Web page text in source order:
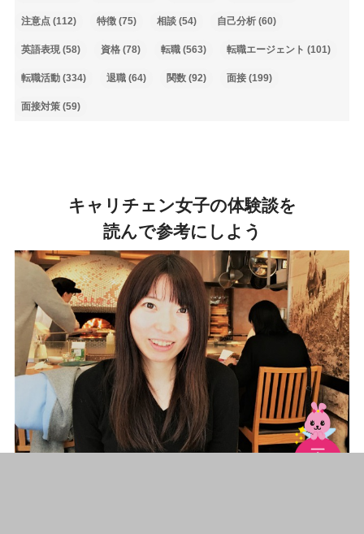
注意点(112) 特徴(75) 相談(54) 自己分析(60)
英語表現(58) 資格(78) 転職(563) 転職エージェント (101)
転職活動(334) 退職(64) 関数(92) 面接(199)
面接対策(59)
キャリチェン女子の体験談を
読んで参考にしよう